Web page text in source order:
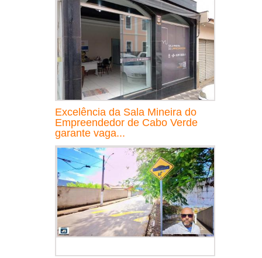
Excelência da Sala Mineira do
Empreendedor de Cabo Verde
garante vaga...